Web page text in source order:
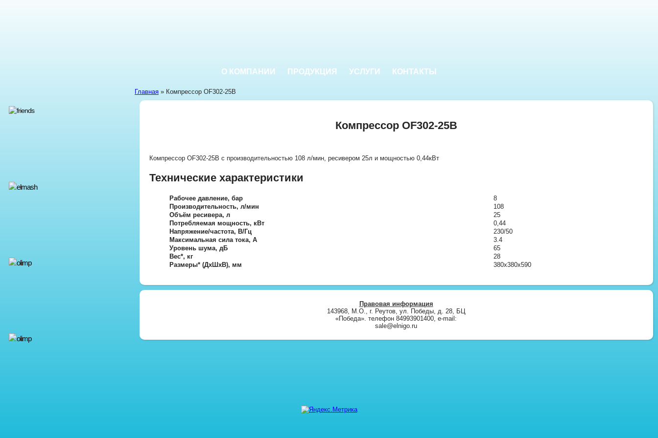
О КОМПАНИИ ПРОДУКЦИЯ УСЛУГИ КОНТАКТЫ
Главная » Компрессор OF302-25B
Компрессор OF302-25B
Компрессор OF302-25B с производительностью 108 л/мин, ресивером 25л и мощностью 0,44кВт
Технические характеристики
Рабочее давление, бар
8
Производительность, л/мин
108
Объём ресивера, л
25
Потребляемая мощность, кВт
0,44
Напряжение/частота, В/Гц
230/50
Максимальная сила тока, А
3.4
Уровень шума, дБ
65
Вес*, кг
28
Размеры* (ДхШхВ), мм
380x380x590
Правовая информация
143968, М.О., г. Реутов, ул. Победы, д. 28, БЦ
«Победа». телефон 84993901400, e-mail:
sale@elnigo.ru